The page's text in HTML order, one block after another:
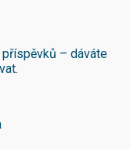
– dáváte